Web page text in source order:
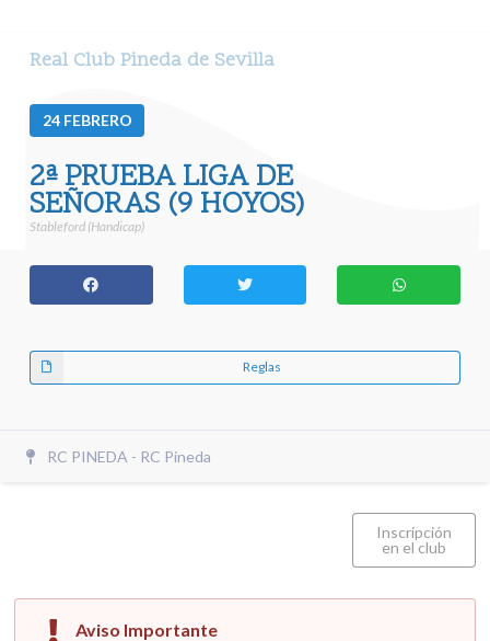
Real Club Pineda de Sevilla
24 FEBRERO
2ª PRUEBA LIGA DE
SEÑORAS (9 HOYOS)
Stableford (Handicap)
Reglas
RC PINEDA - RC Pineda
Inscripción
en el club
Aviso Importante